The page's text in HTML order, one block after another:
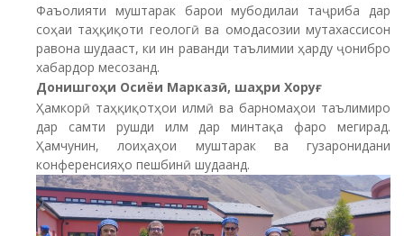
Фаъолияти муштарак барои мубодилаи таҷриба дар
соҳаи таҳқиқоти геологӣ ва омодасозии мутахассисон
равона шудааст, ки ин раванди таълимии ҳарду ҷонибро
хабардор месозанд.
Донишгоҳи Осиёи Марказӣ, шаҳри Хоруғ
Ҳамкорӣ таҳқиқотҳои илмӣ ва барномаҳои таълимиро
дар самти рушди илм дар минтақа фаро мегирад.
Ҳамчунин, лоиҳаҳои муштарак ва гузаронидани
конференсияҳо пешбинӣ шудаанд.